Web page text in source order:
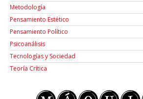
Metodología
Pensamiento Estético
Pensamiento Político
Psicoanálisis
Tecnologías y Sociedad
Teoría Crítica